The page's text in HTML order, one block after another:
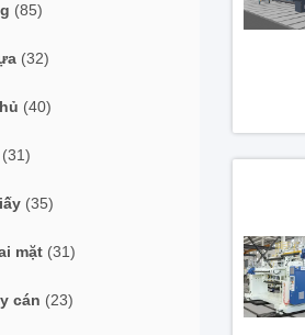
(85)
(32)
(40)
(31)
(35)
mặt (31)
cán (23)